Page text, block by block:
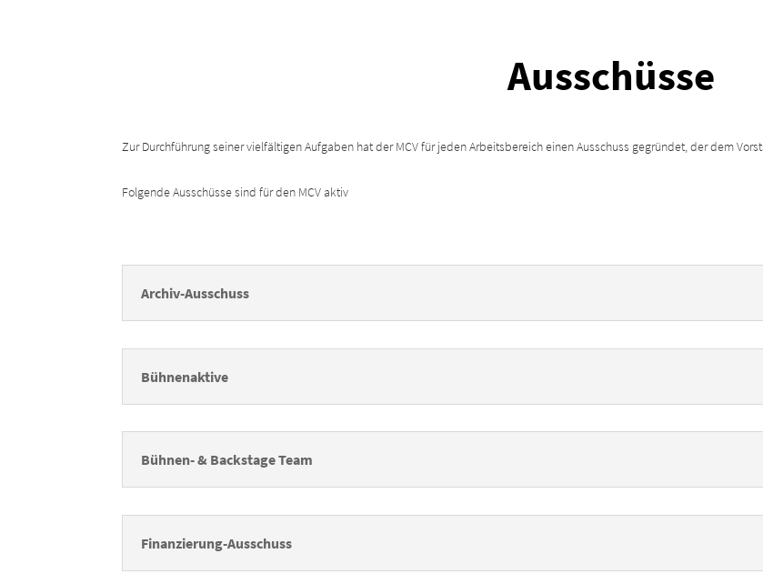
Ausschüsse
Zur Durchführung seiner vielfältigen Aufgaben hat der MCV für jeden Arbeitsbereich einen Ausschuss gegründet, der dem
Folgende Ausschüsse sind für den MCV aktiv
Archiv-Ausschuss
Bühnenaktive
Bühnen- & Backstage Team
Finanzierung-Ausschuss